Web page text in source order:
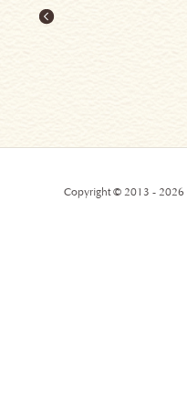
Copyright © 2013 - 2026